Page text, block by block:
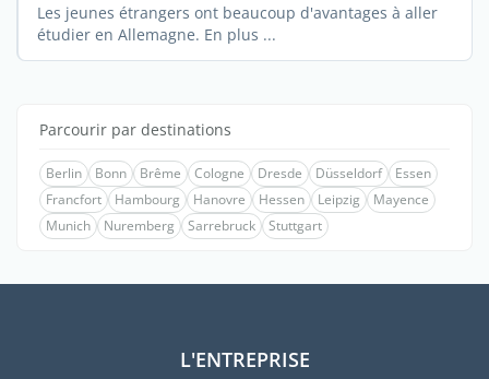
Les jeunes étrangers ont beaucoup d'avantages à aller
étudier en Allemagne. En plus ...
Parcourir par destinations
Berlin Bonn Brême Cologne Dresde Düsseldorf
Essen
Francfort
Hambourg Hanovre Hessen Leipzig
Mayence
Munich
Nuremberg Sarrebruck Stuttgart
L'ENTREPRISE